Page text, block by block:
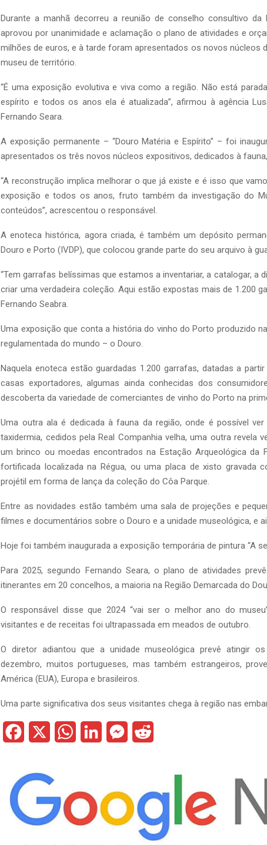
Durante a manhã decorreu a reunião de conselho consultivo da
aprovou por unanimidade e aclamação o plano de atividades e
milhões de euros, e à tarde foram apresentados os novos núcleos
museu de território.
“É uma exposição evolutiva e viva como a região. Não está
espírito e todos os anos ela é atualizada”, afirmou à agência
Fernando Seara.
A exposição permanente – “Douro Matéria e Espírito” – foi
apresentados os três novos núcleos expositivos, dedicados à
“A reconstrução implica melhorar o que já existe e é isso que
exposição e todos os anos, fruto também da investigação do
conteúdos”, acrescentou o responsável.
A enoteca histórica, agora criada, é também um depósito
Douro e Porto (IVDP), que colocou grande parte do seu arquivo à
“Tem garrafas belíssimas que estamos a inventariar, a catalogar, a
criar uma verdadeira coleção. Aqui estão expostas mais de 1.200
Fernando Seabra.
Uma exposição que conta a história do vinho do Porto produzido
regulamentada do mundo – o Douro.
Naquela enoteca estão guardadas 1.200 garrafas, datadas a
casas exportadores, algumas ainda conhecidas dos
descoberta da variedade de comerciantes de vinho do Porto na
Uma outra ala é dedicada à fauna da região, onde é possível
taxidermia, cedidos pela Real Companhia velha, uma outra revela
um brinco ou moedas encontrados na Estação Arqueológica da
fortificada localizada na Régua, ou uma placa de xisto gravada
projétil em forma de lança da coleção do Côa Parque.
Entre as novidades estão também uma sala de projeções e
filmes e documentários sobre o Douro e a unidade museológica, e
Hoje foi também inaugurada a exposição temporária de pintura “A
Para 2025, segundo Fernando Seara, o plano de atividades
itinerantes em 20 concelhos, a maioria na Região Demarcada do
O responsável disse que 2024 “vai ser o melhor ano do
visitantes e de receitas foi ultrapassada em meados de outubro.
O diretor adiantou que a unidade museológica prevê atingir
dezembro, muitos portugueses, mas também estrangeiros,
América (EUA), Europa e brasileiros.
Uma parte significativa dos seus visitantes chega à região nas
c
b
W
t
s
k
e
M
s
e
d
i
t